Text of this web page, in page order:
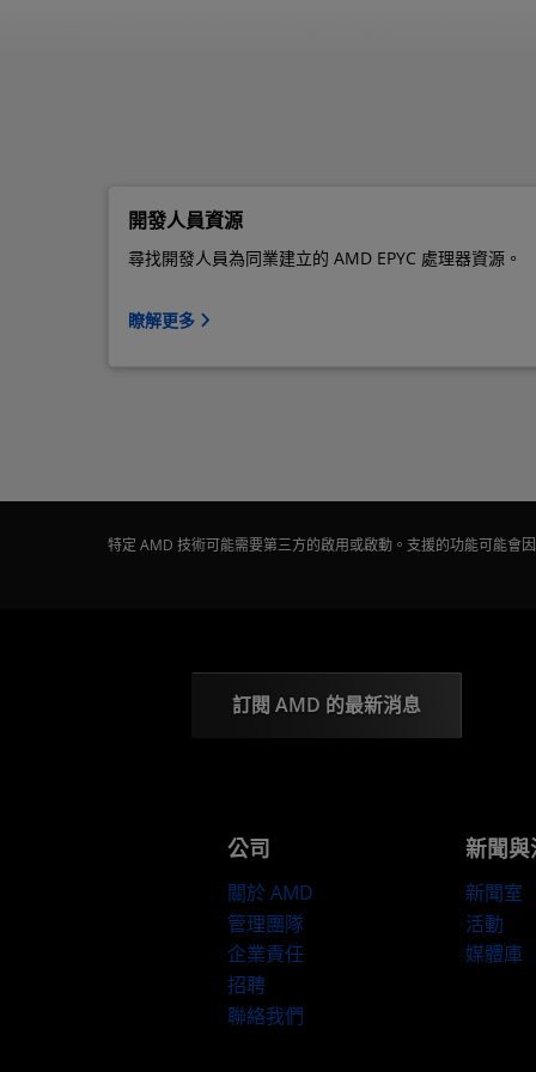
開發人員資源
尋找開發人員為同業建立的 AMD EPYC 處理器資源。
瞭解更多
特定 AMD 技術可能需要第三方的啟用或啟動。支援的功能可能會
訂閱 AMD 的最新消息
公司
關於 AMD
管理團隊
企業責任
招聘
聯絡我們
新聞
新聞室
活動
媒體庫